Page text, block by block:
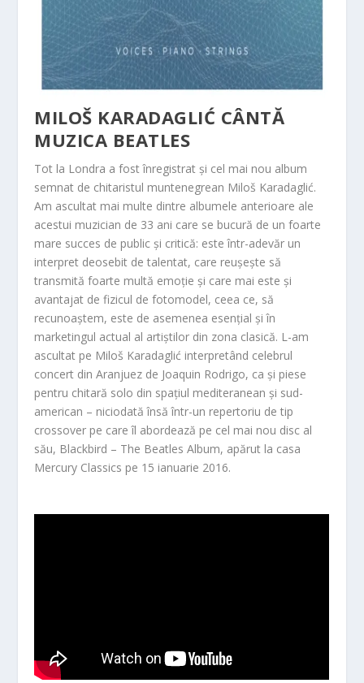
MILOŠ KARADAGLIĆ CÂNTĂ
MUZICA BEATLES
Tot la Londra a fost înregistrat și cel mai nou album
semnat de chitaristul muntenegrean Miloš Karadaglić.
Am ascultat mai multe dintre albumele anterioare ale
acestui muzician de 33 ani care se bucură de un foarte
mare succes de public și critică: este într-adevăr un
interpret deosebit de talentat, care reușește să
transmită foarte multă emoție și care mai este și
avantajat de fizicul de fotomodel, ceea ce, să
recunoaștem, este de asemenea esențial și în
marketingul actual al artiștilor din zona clasică. L-am
ascultat pe Miloš Karadaglić interpretând celebrul
concert din Aranjuez de Joaquin Rodrigo, ca și piese
pentru chitară solo din spațiul mediteranean și sud-
american – niciodată însă într-un repertoriu de tip
crossover pe care îl abordează pe cel mai nou disc al
său, Blackbird – The Beatles Album, apărut la casa
Mercury Classics pe 15 ianuarie 2016.